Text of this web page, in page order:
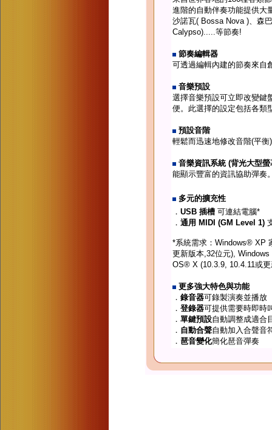
進階的自動伴奏功能提供大
沙諾瓦( Bossa Nova )、森
Calypso).....等節奏!
節奏編輯器
可透過編輯內建的節奏來自
音樂預設
選擇音樂預設可立即改變鍵
便。此選擇的設定包括各類
預設音階
輕鬆而迅速地修改音階(平
音樂資訊系統 (背光大型螢
能顯示豐富的資訊協助彈奏
多元的擴充性
． USB 插槽 可連結電腦*
． 通用 MIDI (GM Level 1)
*系統需求：Windows® XP
更新版本,32位元),
OS® X (10.3.9, 10.4.11或
更多強大特色與功能
． 錄音器可錄製演奏並播放
． 登錄器可提供需要時即時
． 單鍵預設自動調整成適合
． 自動合聲自動加入合聲音
． 琶音變化簡化琶音彈奏